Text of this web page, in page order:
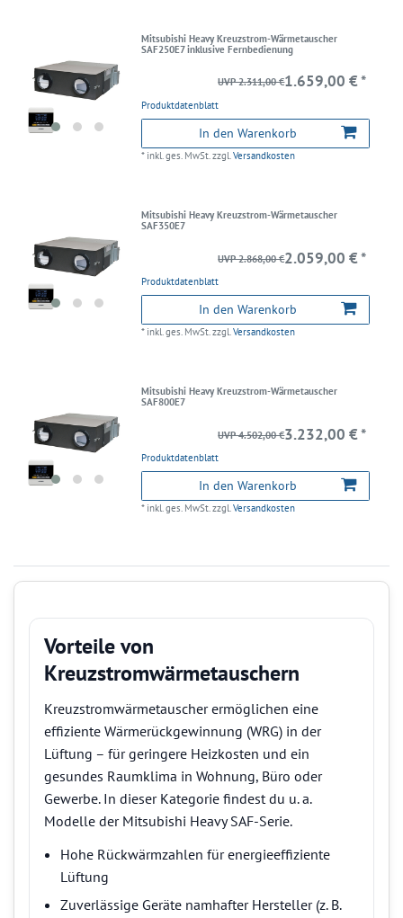
Mitsubishi Heavy Kreuzstrom-Wärmetauscher
SAF250E7 inklusive Fernbedienung
Produktdatenblatt
UVP 2.311,00 €1.659,00 € *
In den Warenkorb
* inkl. ges. MwSt. zzgl.Versandkosten
Mitsubishi Heavy Kreuzstrom-Wärmetauscher
SAF350E7
Produktdatenblatt
UVP 2.868,00 €2.059,00 € *
In den Warenkorb
* inkl. ges. MwSt.zzgl.Versandkosten
Mitsubishi Heavy Kreuzstrom-Wärmetauscher
SAF800E7
Produktdatenblatt
UVP 4.502,00 €3.232,00 € *
In den Warenkorb
* inkl. ges. MwSt.zzgl.Versandkosten
Vorteile von
Kreuzstromwärmetauschern
Kreuzstromwärmetauscher ermöglichen eine
effiziente Wärmerückgewinnung (WRG) in der
Lüftung – für geringere Heizkosten und ein
gesundes Raumklima in Wohnung, Büro oder
Gewerbe. In dieser Kategorie findest du u. a.
Modelle der Mitsubishi Heavy SAF-Serie.
Hohe Rückwärmzahlen für energieeffiziente
Lüftung
Zuverlässige Geräte namhafter Hersteller (z. B.